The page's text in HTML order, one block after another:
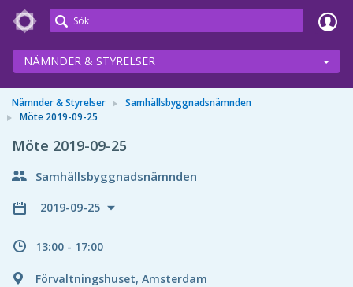
Meetings+
NÄMNDER & STYRELSER
Nämnder & Styrelser
Samhällsbyggnadsnämnden
Möte 2019-09-25
Möte 2019-09-25
Samhällsbyggnadsnämnden
2019-09-25
13:00 - 17:00
Förvaltningshuset, Amsterdam